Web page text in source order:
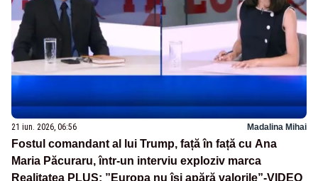
21 iun. 2026, 06:56 Madalina Mihai
Fostul comandant al lui Trump, față în față cu Ana
Maria Păcuraru, într-un interviu exploziv marca
Realitatea PLUS: ”Europa nu își apără valorile”-VIDEO